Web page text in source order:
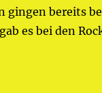
gingen bereits
es bei den